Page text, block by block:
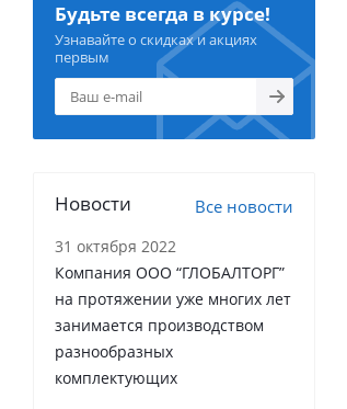
Будьте всегда в курсе!
Узнавайте о скидках и акциях
первым
Новости Все новости
31 октября 2022
Компания ООО “ГЛОБАЛТОРГ”
на протяжении уже многих лет
занимается производством
разнообразных
комплектующих